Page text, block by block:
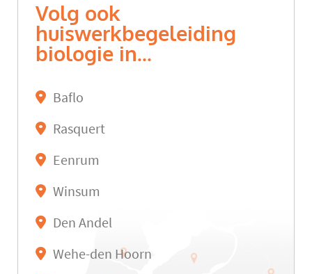
Volg ook
huiswerkbegeleiding
biologie in...
Baflo
Rasquert
Eenrum
Winsum
Den Andel
Wehe-den Hoorn